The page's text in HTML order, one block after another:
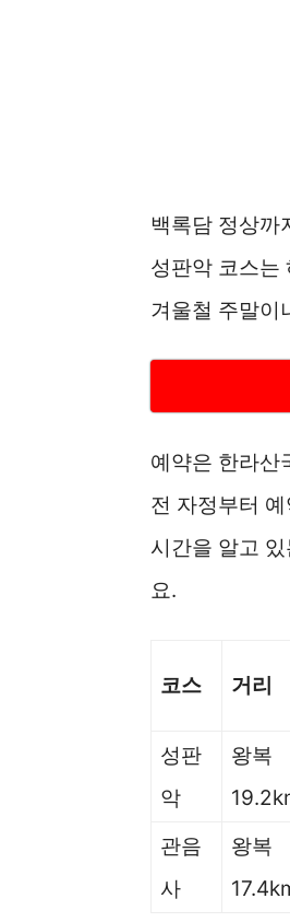
백록담 정상까
성판악 코스는
겨울철 주말이
예약은 한라산
전 자정부터
시간을 알고
요.
코스 거리
성판
악
왕복
관음
사
왕복